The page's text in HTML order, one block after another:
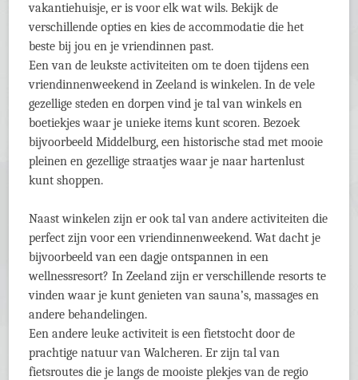
vakantiehuisje, er is voor elk wat wils. Bekijk de
verschillende opties en kies de accommodatie die het
beste bij jou en je vriendinnen past.
Een van de leukste activiteiten om te doen tijdens een
vriendinnenweekend in Zeeland is winkelen. In de vele
gezellige steden en dorpen vind je tal van winkels en
boetiekjes waar je unieke items kunt scoren. Bezoek
bijvoorbeeld Middelburg, een historische stad met mooie
pleinen en gezellige straatjes waar je naar hartenlust
kunt shoppen.
Naast winkelen zijn er ook tal van andere activiteiten die
perfect zijn voor een vriendinnenweekend. Wat dacht je
bijvoorbeeld van een dagje ontspannen in een
wellnessresort? In Zeeland zijn er verschillende resorts te
vinden waar je kunt genieten van sauna’s, massages en
andere behandelingen.
Een andere leuke activiteit is een fietstocht door de
prachtige natuur van Walcheren. Er zijn tal van
fietsroutes die je langs de mooiste plekjes van de regio